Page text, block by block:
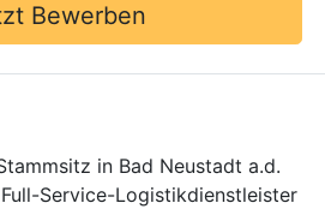
Bewerben
in Bad Neustadt a.d.
Service-Logistikdienstleister